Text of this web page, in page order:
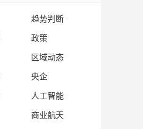
趋势判断
政策
区域动态
央企
人工智能
商业航天